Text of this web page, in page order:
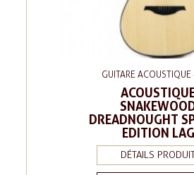
GUITARE ACOUSTIQUE
DREADNOUGHT
EDITION LAG
DÉTAILS